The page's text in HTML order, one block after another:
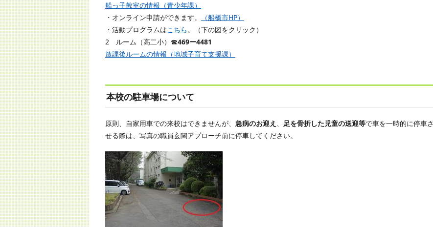
船っ子教室の情報（青少年課）
・オンライン申請ができます。
（船橋市HP）
・活動プログラムはこちら。（下の図をクリック）
2 ルーム（高二小）☎469ー4481
放課後ルームの情報（地域子育て支援課）
本校の駐車場について
原則、自家用車での来校はできませんが、 急病のお迎え 、 足を骨折した児童の送迎等で車を一時的に停車さ
せる際は、写真の職員玄関アプローチ前に停車してください。